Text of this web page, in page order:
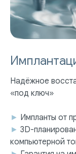
Надёжное
«под ключ»
► Импланты от
► 3D-
компьютерной